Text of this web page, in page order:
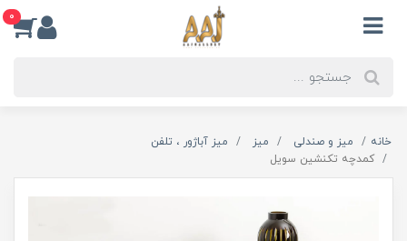
0
خانه میز و صندلی میز
میز آباژور ، تلفن
کمدچه تکنشین سویل